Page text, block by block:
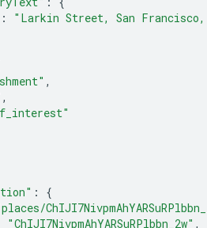
:
"Larkin Street, San Francisco,
,
,
:
{
"ChIJI7NivpmAhYARSuRPlbbn_2w" ,